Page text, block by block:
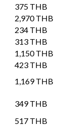
375 THB
2,970 THB
234 THB
313 THB
1,150 THB
423 THB
1,169 THB
349 THB
517 THB